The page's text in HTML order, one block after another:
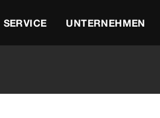
SERVICE UNTERNEHMEN